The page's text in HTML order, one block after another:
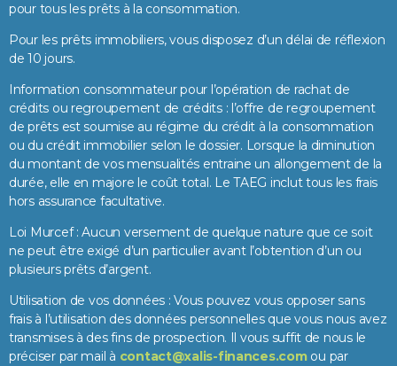
pour tous les prêts à la consommation.
Pour les prêts immobiliers, vous disposez d’un délai de réflexion
de 10 jours.
Information consommateur pour l’opération de rachat de
crédits ou regroupement de crédits : l’offre de regroupement
de prêts est soumise au régime du crédit à la consommation
ou du crédit immobilier selon le dossier. Lorsque la diminution
du montant de vos mensualités entraine un allongement de la
durée, elle en majore le coût total. Le TAEG inclut tous les frais
hors assurance facultative.
Loi Murcef : Aucun versement de quelque nature que ce soit
ne peut être exigé d’un particulier avant l’obtention d’un ou
plusieurs prêts d’argent.
Utilisation de vos données : Vous pouvez vous opposer sans
frais à l’utilisation des données personnelles que vous nous avez
transmises à des fins de prospection. Il vous suffit de nous le
préciser par mail à contact@xalis-finances.comou par